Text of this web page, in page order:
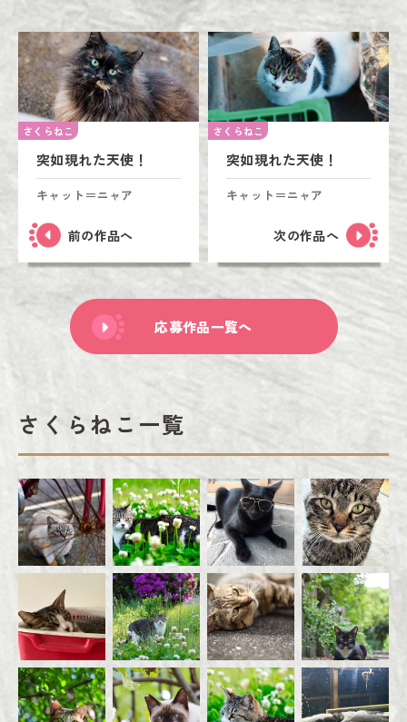
さくらねこ
突如現れた天使！
キャット＝ニャア
前の作品へ
さくらねこ
突如現れた天使！
キャット＝ニャア
次の作品へ
応募作品一覧へ
さくらねこ一覧